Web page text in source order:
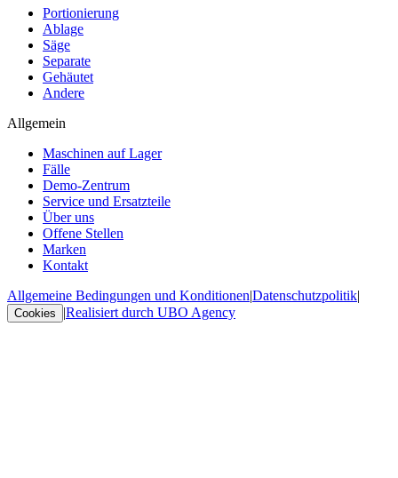
Portionierung
Ablage
Säge
Separate
Gehäutet
Andere
Allgemein
Maschinen auf Lager
Fälle
Demo-Zentrum
Service und Ersatzteile
Über uns
Offene Stellen
Marken
Kontakt
Allgemeine Bedingungen und Konditionen|Datenschutzpolitik|
Cookies |Realisiert durch UBO Agency